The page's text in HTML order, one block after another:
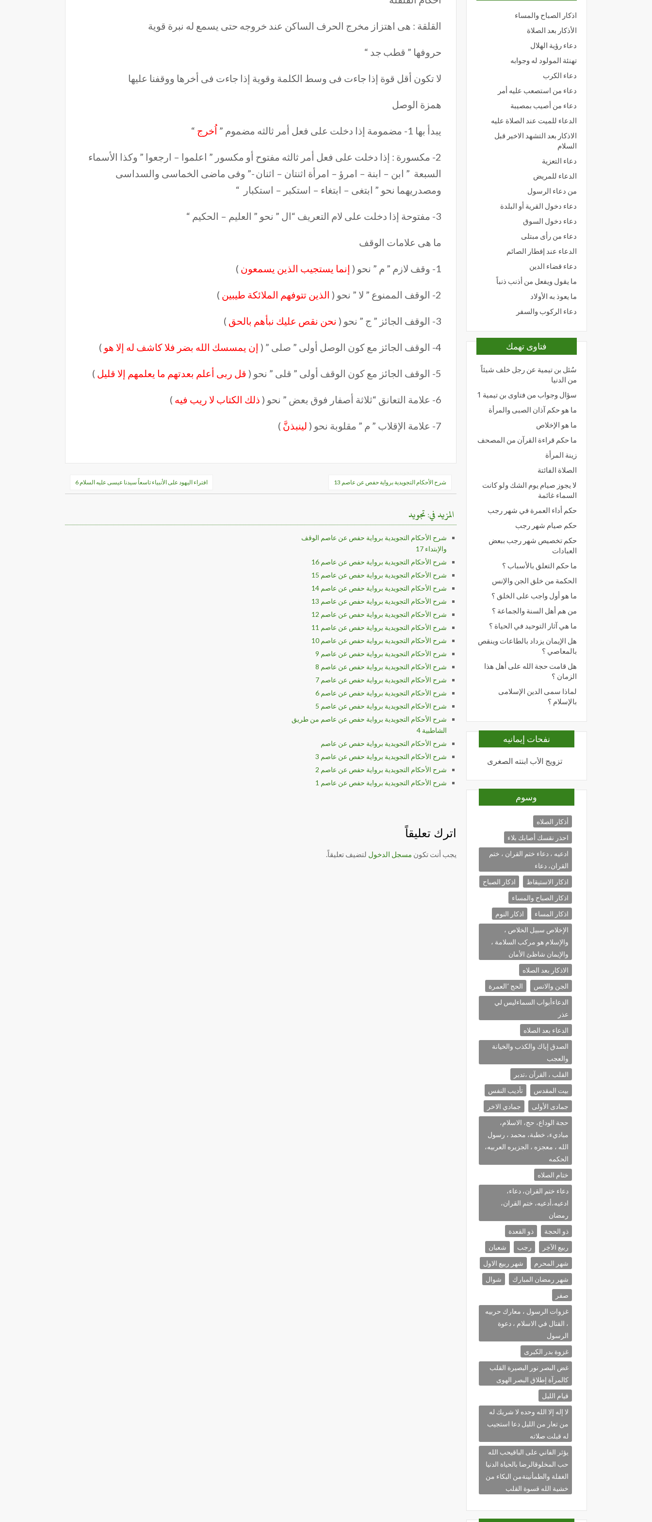
القلقة : هى اهتزاز مخرج الحرف الساكن عند خروجه حتى يسمع له نبرة قوية
حروفها ” قطب جد “
لا تكون أقل قوة إذا جاءت فى وسط الكلمة وقوية إذا جاءت فى أخرها ووقفنا عليها
همزة الوصل
يبدأ بها 1- مضمومة إذا دخلت على فعل أمر ثالثه مضموم ” اُخرج “
2- مكسورة : إذا دخلت على فعل أمر ثالثه مفتوح أو مكسور ” اعلموا – ارجعوا ” وكذا الأسماء
السبعة ” ابن – ابنة – امرؤ – امرأة اثنتان – اثنان -” وفى ماضى الخماسى والسداسى
ومصدريهما نحو ” ابتغى – ابتغاء – استكبر – استكبار “
3- مفتوحة إذا دخلت على لام التعريف “ال ” نحو ” العليم – الحكيم “
ما هى علامات الوقف
1- وقف لازم ” م ” نحو ( إنما يستجيب الذين يسمعون )
2- الوقف الممنوع ” لا ” نحو ( الذين تتوفهم الملائكة طيبين )
3- الوقف الجائز ” ج ” نحو ( نحن نقص عليك نبأهم بالحق )
4- الوقف الجائز مع كون الوصل أولى ” صلى ” ( إن يمسسك الله بضر فلا كاشف له إلا هو )
5- الوقف الجائز مع كون الوقف أولى ” قلى ” نحو ( قل ربى أعلم بعدتهم ما يعلمهم إلا قليل )
6- علامة التعانق “ثلاثة أصفار فوق بعض ” نحو ( ذلك الكتاب لا ريب فيه )
7- علامة الإقلاب ” م ” مقلوبة نحو ( لينبذنَّ )
تصفّح
المقالات
شرح الأحكام التجويدية برواية حفص عن عاصم 13 افتراء اليهود على الأنبياء تاسعاً سيدنا عيسى عليه السلام 6
المزيد في: تجويد
شرح الأحكام التجويدية برواية حفص عن عاصم الوقف
والإبتداء 17
شرح الأحكام التجويدية برواية حفص عن عاصم 16
شرح الأحكام التجويدية برواية حفص عن عاصم 15
شرح الأحكام التجويدية برواية حفص عن عاصم 14
شرح الأحكام التجويدية برواية حفص عن عاصم 13
شرح الأحكام التجويدية برواية حفص عن عاصم 12
شرح الأحكام التجويدية برواية حفص عن عاصم 11
شرح الأحكام التجويدية برواية حفص عن عاصم 10
شرح الأحكام التجويدية برواية حفص عن عاصم 9
شرح الأحكام التجويدية برواية حفص عن عاصم 8
شرح الأحكام التجويدية برواية حفص عن عاصم 7
شرح الأحكام التجويدية برواية حفص عن عاصم 6
شرح الأحكام التجويدية برواية حفص عن عاصم 5
شرح الأحكام التجويدية برواية حفص عن عاصم من طريق
الشاطبية 4
شرح الأحكام التجويدية برواية حفص عن عاصم
شرح الأحكام التجويدية برواية حفص عن عاصم 3
شرح الأحكام التجويدية برواية حفص عن عاصم 2
شرح الأحكام التجويدية برواية حفص عن عاصم 1
اترك تعليقاً
يجب أنت تكون مسجل الدخول لتضيف تعليقاً.
اذكار الصباح والمساء
الأذكار بعد الصلاة
دعاء رؤية الهلال
تهنئة المولود له وجوابه
دعاء الكرب
دعاء من استصعب عليه أمر
دعاء من أصيب بمصيبة
الدعاء للميت عند الصلاة عليه
الاذكار بعد التشهد الاخير قبل
السلام
دعاء التعزية
الدعاء للمريض
من دعاء الرسول
دعاء دخول القرية أو البلدة
دعاء دخول السوق
دعاء من رأى مبتلى
الدعاء عند إفطار الصائم
دعاء قضاء الدين
ما يقول ويفعل من أذنب ذنباً
ما يعوذ به الأولاد
دعاء الركوب والسفر
فتاوى تهمك
سُئل بن تيمية عن رجل خلف شيئاً
من الدنيا
سؤال وجواب من فتاوى بن تيمية 1
ما هو حكم آذان الصبى والمرأة
ما هو الإخلاص
ما حكم قراءة القرآن من المصحف
زينة المرأة
الصلاة الفائتة
لا يجوز صيام يوم الشك ولو كانت
السماء غائمة
حكم أداء العمرة في شهر رجب
حكم صيام شهر رجب
حكم تخصيص شهر رجب ببعض
العبادات
ما حكم التعلق بالأسباب ؟
الحكمة من خلق الجن والإنس
ما هو أول واجب على الخلق ؟
من هم أهل السنة والجماعة ؟
ما هي آثار التوحيد في الحياة ؟
هل الإيمان يزداد بالطاعات وينقص
بالمعاصي ؟
هل قامت حجة الله على أهل هذا
الزمان ؟
لماذا سمى الدين الإسلامى
بالإسلام ؟
نفحات إيمانيه
تزويج الأب ابنته الصغرى المحبة لله العين حق
وسوم
أذكار الصلاه
احذر نقسك أصابك بلاء
ادعيه ، دعاء ختم القران ، ختم
القران، دعاء
اذكار الاستيقاظ
اذكار الصباح
اذكار الصباح والمساء
اذكار المساء
اذكار النوم
الإخلاص سبيل الخلاص ،
والإسلام هو مركب السلامة ،
والإيمان شاظئ الأمان
الاذكار بعد الصلاه
الجن والانس
الحج ٬العمرة
الدعاءأبواب السماءليس لي
عذر
الدعاء بعد الصلاه
الصدق إياك والكذب والخيانة
والعجب
القلب ، القرآن ،تدبر
بيت المقدس
تأديب النفس
جمادى الأولى
جمادي الاخر
حجة الوداع، حج، الاسلام،
مباديء، خطبة، محمد ، رسول
الله ، معجزه ، الجزيره العربيه،
الحكمه
ختام الصلاه
دعاء ختم القران، دعاء،
ادعيه،أدعيه، ختم القران،
رمضان
ذو الحجة
ذو القعدة
ربيع الآخِر
رجب
شعبان
شهر المحرم
شهر ربيع الاول
شهر رمضان المبارك
شوال
صفر
غزوات الرسول ، معارك حربيه
، القتال في الاسلام ، دعوة
الرسول
غزوة بدر الكبرى
غض البصر نور البصيرة القلب
كالمرآة إطلاق البصر الهوى
قيام الليل
لا إله إلا الله وحده لا شريك له
من تعار من الليل دعا استجيب
له قبلت صلاته
يؤثر الفاني على الباقيحب الله
حب المخلوقالرضا بالحياة الدنيا
الغفلة والطمأنينةمن البكاء من
خشية الله قسوة القلب